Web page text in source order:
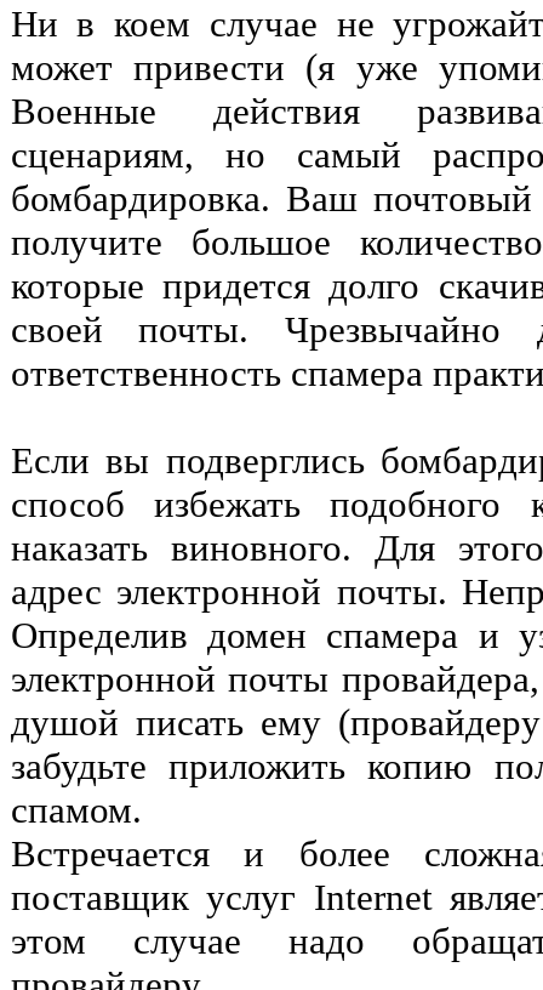
Ни в коем случае не
может привести (я уже
Военные действия
сценариям, но самый
бомбардировка. Ваш
получите большое
которые придется долго
своей почты. Чрезвычайно
ответственность спамера
Если вы подверглись
способ избежать
наказать виновного. Для
адрес электронной почты.
Определив домен спамера и
электронной почты
душой писать ему
забудьте приложить копию
спамом.
Встречается и более
поставщик услуг Internet
этом случае надо